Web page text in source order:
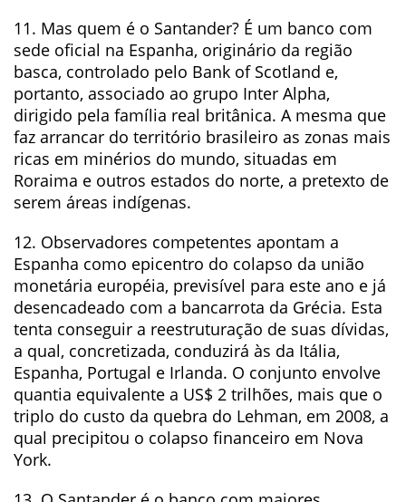
11. Mas quem é o Santander? É um banco com
sede oficial na Espanha, originário da região
basca, controlado pelo Bank of Scotland e,
portanto, associado ao grupo Inter Alpha,
dirigido pela família real britânica. A mesma que
faz arrancar do território brasileiro as zonas mais
ricas em minérios do mundo, situadas em
Roraima e outros estados do norte, a pretexto de
serem áreas indígenas.
12. Observadores competentes apontam a
Espanha como epicentro do colapso da união
monetária européia, previsível para este ano e já
desencadeado com a bancarrota da Grécia. Esta
tenta conseguir a reestruturação de suas dívidas,
a qual, concretizada, conduzirá às da Itália,
Espanha, Portugal e Irlanda. O conjunto envolve
quantia equivalente a US$ 2 trilhões, mais que o
triplo do custo da quebra do Lehman, em 2008, a
qual precipitou o colapso financeiro em Nova
York.